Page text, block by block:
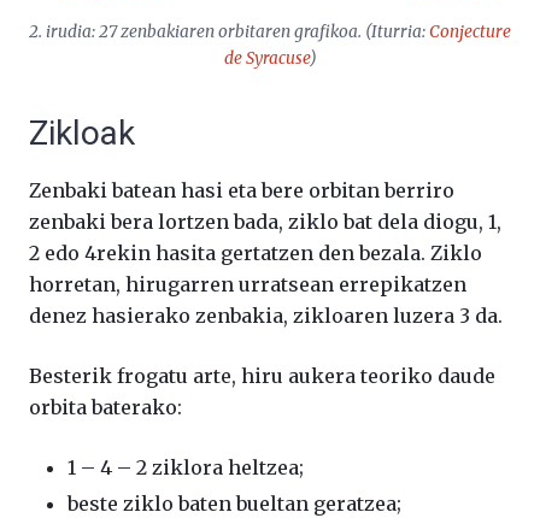
2. irudia: 27 zenbakiaren orbitaren grafikoa. (Iturria:Conjecture
de Syracuse)
Zikloak
Zenbaki batean hasi eta bere orbitan berriro
zenbaki bera lortzen bada, ziklo bat dela diogu, 1,
2 edo 4rekin hasita gertatzen den bezala. Ziklo
horretan, hirugarren urratsean errepikatzen
denez hasierako zenbakia, zikloaren luzera 3 da.
Besterik frogatu arte, hiru aukera teoriko daude
orbita baterako:
1 – 4 – 2 ziklora heltzea;
beste ziklo baten bueltan geratzea;